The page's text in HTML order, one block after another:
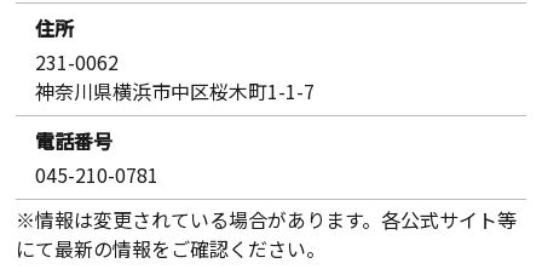
住所
231-0062
神奈川県横浜市中区桜木町1-1-7
電話番号
045-210-0781
※情報は変更されている場合があります。各公式サイト等
にて最新の情報をご確認ください。